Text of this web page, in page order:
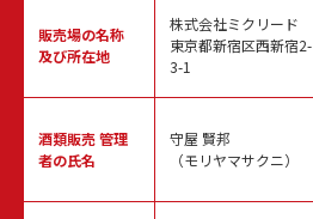
販売場の名称
及び所在地
酒類販売管理
者の氏名
株式会社ミクリード
東京都新宿区西新宿2-
3-1
守屋 賢邦
（モリヤマサクニ）